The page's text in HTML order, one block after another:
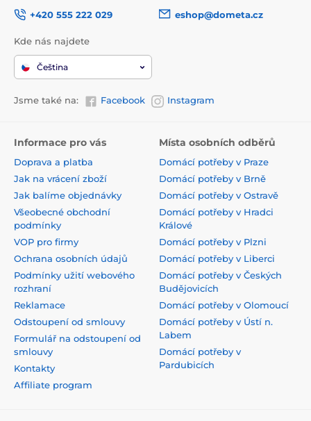
+420 555 222 029
eshop@dometa.cz
Kde nás najdete
Čeština
Jsme také na: Facebook Instagram
Informace pro vás
Doprava a platba
Jak na vrácení zboží
Jak balíme objednávky
Všeobecné obchodní
podmínky
VOP pro firmy
Ochrana osobních údajů
Podmínky užití webového
rozhraní
Reklamace
Odstoupení od smlouvy
Formulář na odstoupení od
smlouvy
Kontakty
Affiliate program
Místa osobních odběrů
Domácí potřeby v Praze
Domácí potřeby v Brně
Domácí potřeby v Ostravě
Domácí potřeby v Hradci
Králové
Domácí potřeby v Plzni
Domácí potřeby v Liberci
Domácí potřeby v Českých
Budějovicích
Domácí potřeby v Olomoucí
Domácí potřeby v Ústí n.
Labem
Domácí potřeby v
Pardubicích